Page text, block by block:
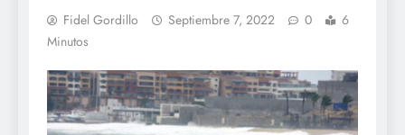
Fidel Gordillo Septiembre 7, 2022 0
6
Minutos